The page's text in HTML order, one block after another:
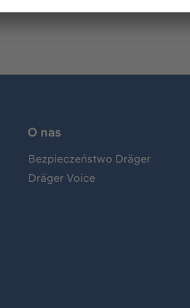
O nas
Bezpieczeństwo Dräger
Dräger Voice